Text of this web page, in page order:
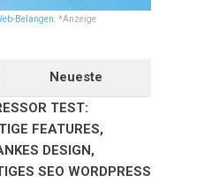
Belangen. *Anzeige
Neueste
TEST:
FEATURES,
DESIGN,
SEO WORDPRESS